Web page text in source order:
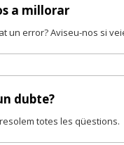
a millorar
un error? Aviseu-nos si
dubte?
totes les qüestions.